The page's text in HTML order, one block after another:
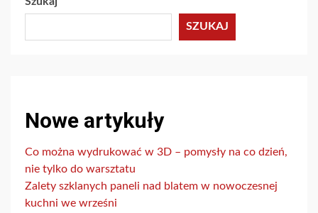
SZUKAJ
Nowe artykuły
Co można wydrukować w 3D – pomysły na co dzień,
nie tylko do warsztatu
Zalety szklanych paneli nad blatem w nowoczesnej
kuchni we wrześni